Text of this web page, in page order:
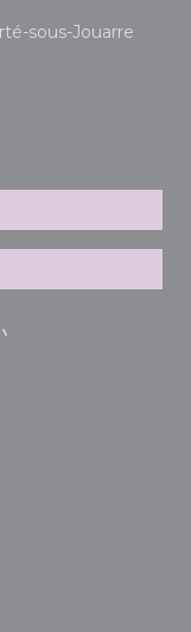
sous-Jouarre
((新しいウィンド